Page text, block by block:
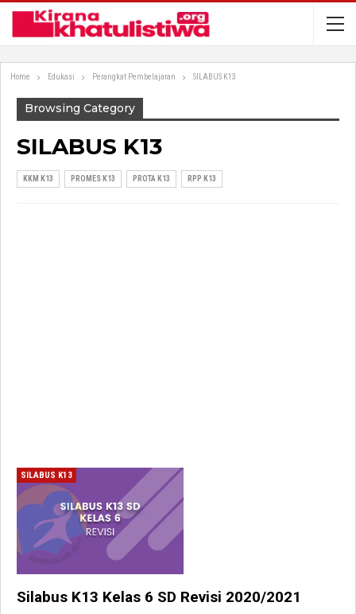
Home Edukasi Perangkat Pembelajaran SILABUS K13
Browsing Category
SILABUS K13
KKM K13 PROMES K13 PROTA K13 RPP K13
SILABUS K13
Silabus K13 Kelas 6 SD Revisi 2020/2021